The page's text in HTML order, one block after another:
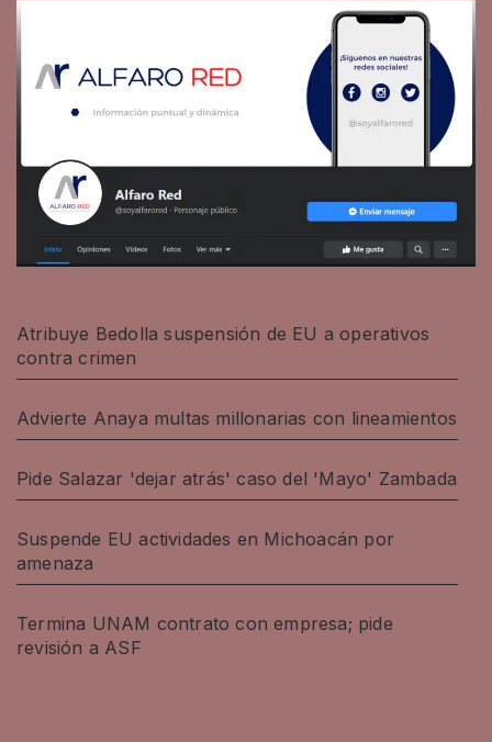
Atribuye Bedolla suspensión de EU a operativos
contra crimen
Advierte Anaya multas millonarias con lineamientos
Pide Salazar 'dejar atrás' caso del 'Mayo' Zambada
Suspende EU actividades en Michoacán por
amenaza
Termina UNAM contrato con empresa; pide
revisión a ASF